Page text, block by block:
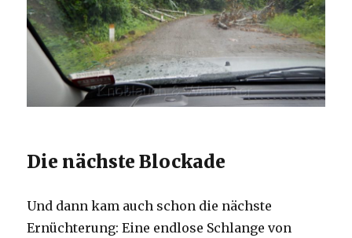
Die nächste Blockade
Und dann kam auch schon die nächste
Ernüchterung: Eine endlose Schlange von